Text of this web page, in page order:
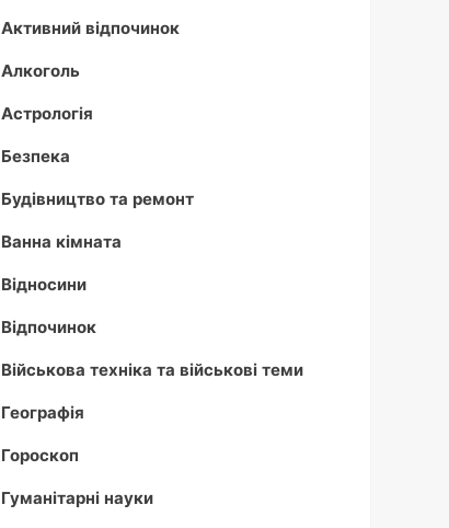
Активний відпочинок
Алкоголь
Астрологія
Безпека
Будівництво та ремонт
Ванна кімната
Відносини
Відпочинок
Військова техніка та військові теми
Географія
Гороскоп
Гуманітарні науки